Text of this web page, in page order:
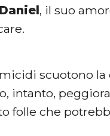
Daniel , il suo
scuotono
intanto,
folle che